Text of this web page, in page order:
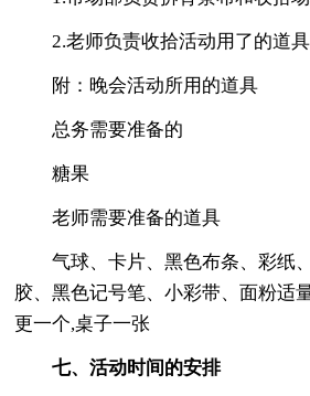
2.老师负责收拾活动用了的道具
附：晚会活动所用的道具
总务需要准备的
糖果
老师需要准备的道具
气球、卡片、黑色布条、彩纸
胶、黑色记号笔、小彩带、面粉适
更一个,桌子一张
七、活动时间的安排